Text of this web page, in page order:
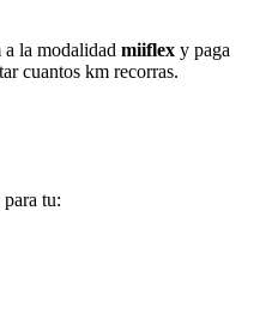
la modalidad miiflex y paga
cuantos km recorras.
tu: